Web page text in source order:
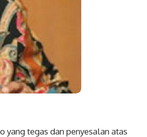
yang tegas dan penyesalan atas